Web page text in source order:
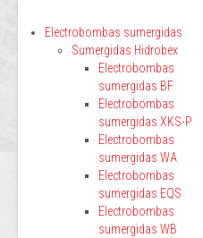
Electrobombas sumergidas
Sumergidas Hidrobex
Electrobombas
sumergidas BF
Electrobombas
sumergidas XKS-P
Electrobombas
sumergidas WA
Electrobombas
sumergidas EQS
Electrobombas
sumergidas WB